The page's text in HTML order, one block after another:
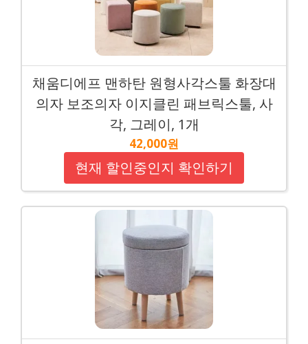
채움디에프 맨하탄 원형사각스툴 화장대
의자 보조의자 이지클린 패브릭스툴, 사
각, 그레이, 1개
42,000원
현재 할인중인지 확인하기